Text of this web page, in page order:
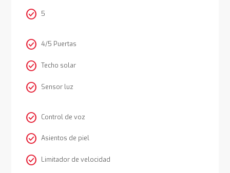
check_circle 5
check_circle 4/5 Puertas
check_circle Techo solar
check_circle Sensor luz
check_circle Control de voz
check_circle Asientos de piel
check_circle Limitador de velocidad